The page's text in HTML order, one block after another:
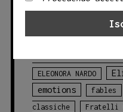
challenges chicca
ELEONORA NARDO
emotions
fables
classiche
Fratelli